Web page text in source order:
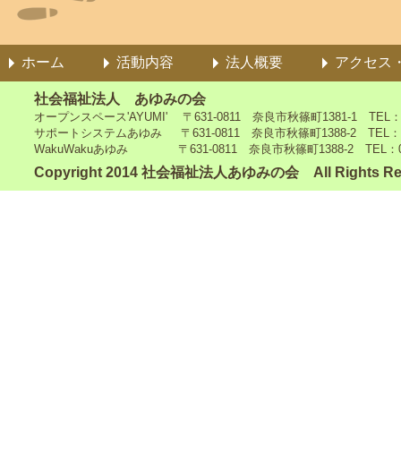
ホーム 活動内容 法人概要 アクセス
社会福祉法人 あゆみの会
オープンスペース'AYUMI' 〒631-0811 奈良市秋篠町1381-1 TEL
サポートシステムあゆみ 〒631-0811 奈良市秋篠町1388-2 TEL：
WakuWakuあゆみ 〒631-0811 奈良市秋篠町1388-2 TEL：
Copyright 2014 社会福祉法人あゆみの会 All Rights